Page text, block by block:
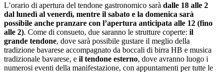
L’orario di apertura del tendone gastronomico sarà dalle 18 alle 2
dal lunedì al venerdì, mentre il sabato e la domenica sarà
possibile anche pranzare con l’apertura anticipata alle 12 (fino
alle 2). Come di consueto, due saranno le strutture coperte: il
grande tendone, dove sarà possibile gustare il meglio della
tradizione bavarese accompagnato da boccali di birra HB e musica
tradizionale bavarese, e il tendone esterno, dove avranno luogo i
numerosi eventi della manifestazione, con appuntamenti per tutte le